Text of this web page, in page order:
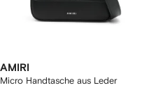
AMIRI
Micro Handtasche aus Leder